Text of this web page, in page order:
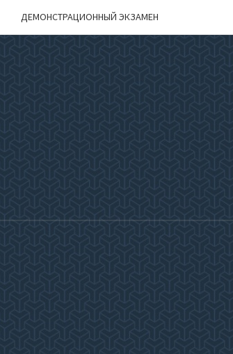
ДЕМОНСТРАЦИОННЫЙ ЭКЗАМЕН